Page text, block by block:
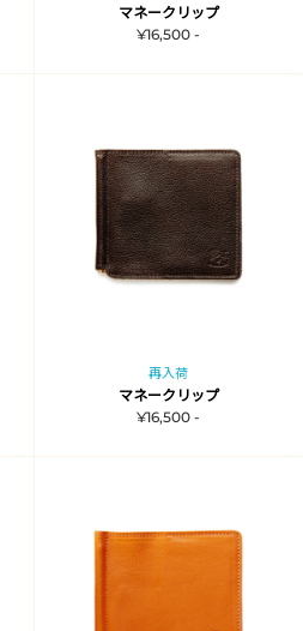
マネークリップ
¥16,500 -
再入荷
マネークリップ
¥16,500 -